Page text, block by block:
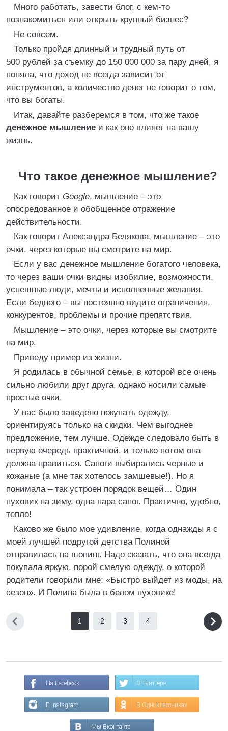
Много работать, завести блог, с кем-то
познакомиться или открыть крупный бизнес?
Не совсем.
Только пройдя длинный и трудный путь от
500 рублей за съемку до 150 000 000 за пару дней, я
поняла, что доход не всегда зависит от
инструментов, а количество денег не говорит о том,
что вы богаты.
Итак, давайте разберемся в том, что же такое
денежное мышление и как оно влияет на вашу
жизнь.
Что такое денежное мышление?
Как говорит Google, мышление – это
опосредованное и обобщенное отражение
действительности.
Как говорит Александра Белякова, мышление – это
очки, через которые вы смотрите на мир.
Если у вас денежное мышление богатого человека,
то через ваши очки видны изобилие, возможности,
успешные люди, мечты и исполненные желания.
Если бедного – вы постоянно видите ограничения,
конкурентов, проблемы и прочие препятствия.
Мышление – это очки, через которые вы смотрите
на мир.
Приведу пример из жизни.
Я родилась в обычной семье, в которой все очень
сильно любили друг друга, однако носили самые
простые очки.
У нас было заведено покупать одежду,
ориентируясь только на скидки. Чем выгоднее
предложение, тем лучше. Одежде следовало быть в
первую очередь практичной, и только потом она
должна нравиться. Сапоги выбирались черные и
кожаные (а мне так хотелось замшевые!). Но я
понимала – так устроен порядок вещей… Один
пуховик на зиму, одна пара сапог. Практично, удобно,
тепло!
Каково же было мое удивление, когда однажды я с
моей лучшей подругой детства Полиной
отправилась на шопинг. Надо сказать, что она всегда
покупала яркую, порой смелую одежду, о которой
родители говорили мне: «Быстро выйдет из моды, на
сезон». И Полина была в белом пуховике!
1 2 3 4
На Facebook В Твиттере
В Instagram В Одноклассниках
Мы Вконтакте